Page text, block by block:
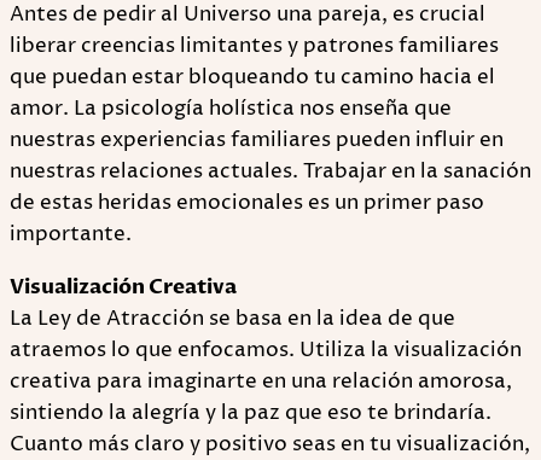
Antes de pedir al Universo una pareja, es crucial
liberar creencias limitantes y patrones familiares
que puedan estar bloqueando tu camino hacia el
amor. La psicología holística nos enseña que
nuestras experiencias familiares pueden influir en
nuestras relaciones actuales. Trabajar en la sanación
de estas heridas emocionales es un primer paso
importante.
Visualización Creativa
La Ley de Atracción se basa en la idea de que
atraemos lo que enfocamos. Utiliza la visualización
creativa para imaginarte en una relación amorosa,
sintiendo la alegría y la paz que eso te brindaría.
Cuanto más claro y positivo seas en tu visualización,